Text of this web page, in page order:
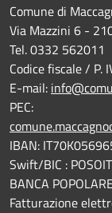
Comune di
Via Mazzini 6 -
Tel. 0332 562011
Codice fiscale / P.
E-mail:
PEC:
IBAN:
Swift/BIC :
BANCA
Fatturazione